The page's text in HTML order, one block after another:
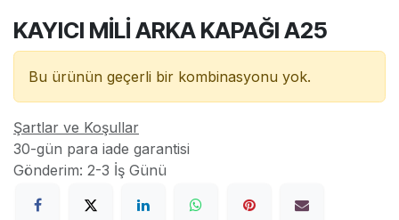
KAYICI MİLİ ARKA KAPAĞI A25
Bu ürünün geçerli bir kombinasyonu yok.
Şartlar ve Koşullar
30-gün para iade garantisi
Gönderim: 2-3 İş Günü